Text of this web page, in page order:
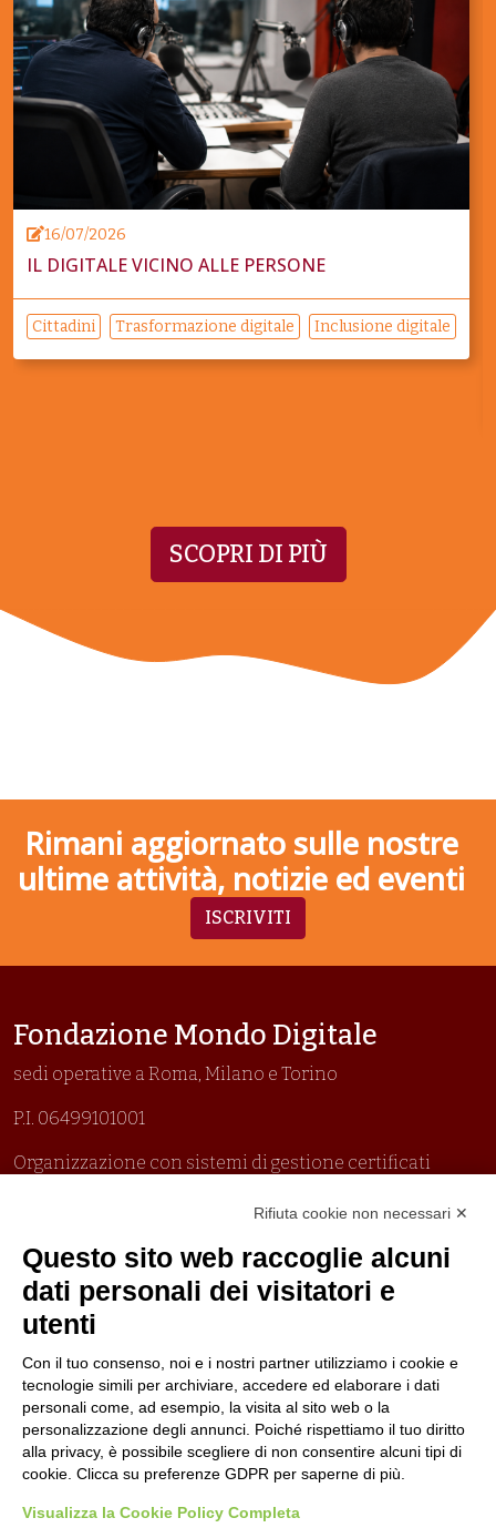
16/07/2026
IL DIGITALE VICINO ALLE PERSONE
Cittadini Trasformazione digitale Inclusione digitale
SCOPRI DI PIÙ
Rimani aggiornato sulle nostre
ultime attività, notizie ed eventi
ISCRIVITI
Fondazione Mondo Digitale
sedi operative a Roma, Milano e Torino
P.I. 06499101001
Organizzazione con sistemi di gestione certificati
Politica antibullismo
Piè di pagina
Contatti
Lavora con noi
Seguici su
Rifiuta cookie non necessari ✕
Questo sito web raccoglie alcuni
dati personali dei visitatori e
utenti
Con il tuo consenso, noi e i nostri partner utilizziamo i cookie e
tecnologie simili per archiviare, accedere ed elaborare i dati
personali come, ad esempio, la visita al sito web o la
personalizzazione degli annunci. Poiché rispettiamo il tuo diritto
alla privacy, è possibile scegliere di non consentire alcuni tipi di
cookie. Clicca su preferenze GDPR per saperne di più.
Visualizza la Cookie Policy Completa